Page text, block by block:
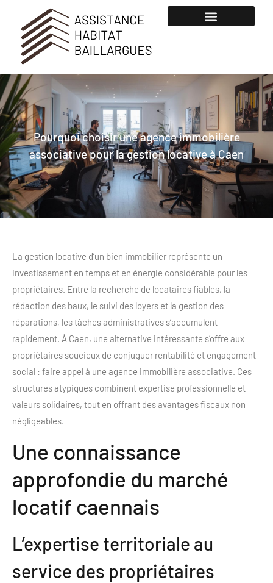
Pourquoi choisir une agence immobilière
associative pour la gestion locative à Caen
La gestion locative d’un bien immobilier représente un
investissement en temps et en énergie considérable pour les
propriétaires. Entre la recherche de locataires fiables, la
rédaction des baux, le suivi des loyers et la gestion des
réparations, les tâches administratives s’accumulent
rapidement. À Caen, une alternative intéressante s’offre aux
propriétaires soucieux de conjuguer rentabilité et engagement
social : faire appel à une agence immobilière associative. Ces
structures atypiques combinent expertise professionnelle et
valeurs solidaires, tout en offrant des avantages fiscaux non
négligeables.
Une connaissance
approfondie du marché
locatif caennais
L’expertise territoriale au
service des propriétaires